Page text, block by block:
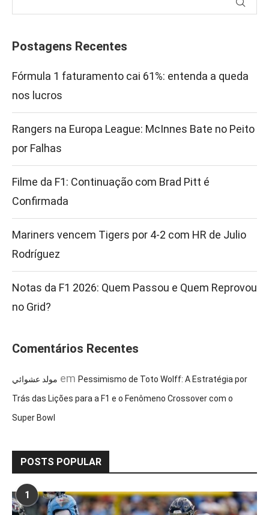
Postagens Recentes
Fórmula 1 faturamento cai 61%: entenda a queda
nos lucros
Rangers na Europa League: McInnes Bate no Peito
por Falhas
Filme da F1: Continuação com Brad Pitt é
Confirmada
Mariners vencem Tigers por 4-2 com HR de Julio
Rodríguez
Notas da F1 2026: Quem Passou e Quem Reprovou
no Grid?
Comentários Recentes
مولد عشوائي em Pessimismo de Toto Wolff: A Estratégia por
Trás das Lições para a F1 e o Fenômeno Crossover com o
Super Bowl
POSTS POPULAR
1